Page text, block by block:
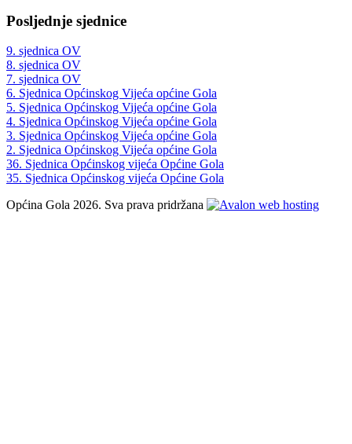
Posljednje sjednice
9. sjednica OV
8. sjednica OV
7. sjednica OV
6. Sjednica Općinskog Vijeća općine Gola
5. Sjednica Općinskog Vijeća općine Gola
4. Sjednica Općinskog Vijeća općine Gola
3. Sjednica Općinskog Vijeća općine Gola
2. Sjednica Općinskog Vijeća općine Gola
36. Sjednica Općinskog vijeća Općine Gola
35. Sjednica Općinskog vijeća Općine Gola
Općina Gola 2026. Sva prava pridržana